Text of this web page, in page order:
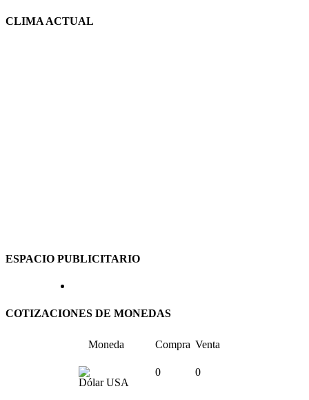
CLIMA ACTUAL
ESPACIO PUBLICITARIO
COTIZACIONES DE MONEDAS
Moneda Compra Venta
Dólar USA
0 0